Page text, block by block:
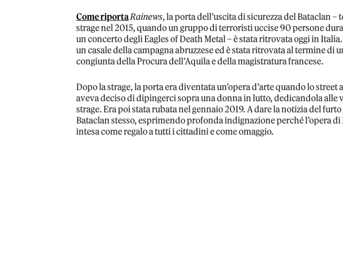
Come riportaRainews, la porta dell’uscita di sicurezza del Bataclan –
strage nel 2015, quando un gruppo di terroristi uccise 90 persone
un concerto degli Eagles of Death Metal – è stata ritrovata oggi in
un casale della campagna abruzzese ed è stata ritrovata al termine di
congiunta della Procura dell’Aquila e della magistratura francese.
Dopo la strage, la porta era diventata un’opera d’arte quando lo street
aveva deciso di dipingerci sopra una donna in lutto, dedicandola alle
strage. Era poi stata rubata nel gennaio 2019. A dare la notizia del
Bataclan stesso, esprimendo profonda indignazione perché l’opera di
intesa come regalo a tutti i cittadini e come omaggio.